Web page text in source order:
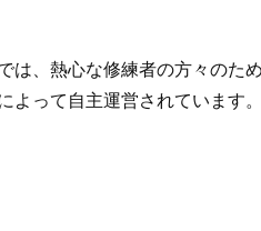
は、熱心な修練者の方々のた
よって自主運営されています